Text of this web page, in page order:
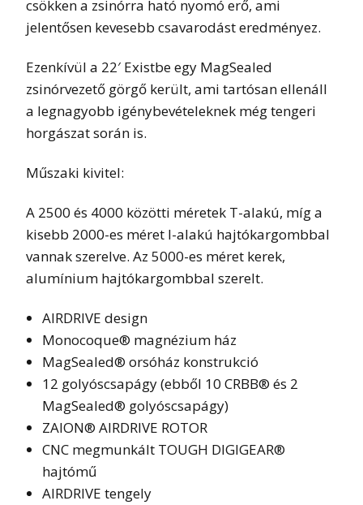
csökken a zsinórra ható nyomó erő, ami
jelentősen kevesebb csavarodást eredményez.
Ezenkívül a 22′ Existbe egy MagSealed
zsinórvezető görgő került, ami tartósan ellenáll
a legnagyobb igénybevételeknek még tengeri
horgászat során is.
Műszaki kivitel:
A 2500 és 4000 közötti méretek T-alakú, míg a
kisebb 2000-es méret I-alakú hajtókargombbal
vannak szerelve. Az 5000-es méret kerek,
alumínium hajtókargombbal szerelt.
AIRDRIVE design
Monocoque® magnézium ház
MagSealed® orsóház konstrukció
12 golyóscsapágy (ebből 10 CRBB® és 2
MagSealed® golyóscsapágy)
ZAION® AIRDRIVE ROTOR
CNC megmunkált TOUGH DIGIGEAR®
hajtómű
AIRDRIVE tengely